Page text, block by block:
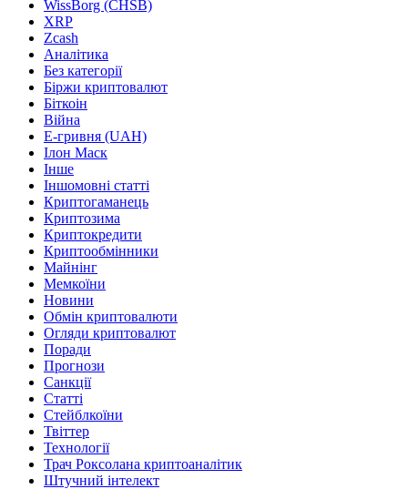
WissBorg (CHSB)
XRP
Zcash
Аналітика
Без категорії
Біржи криптовалют
Біткоін
Війна
Е-гривня (UAH)
Ілон Маск
Інше
Іншомовні статті
Криптогаманець
Криптозима
Криптокредити
Криптообмінники
Майнінг
Мемкоїни
Новини
Обмін криптовалюти
Огляди криптовалют
Поради
Прогнози
Санкції
Статті
Стейблкоїни
Твіттер
Технології
Трач Роксолана криптоаналітик
Штучний інтелект